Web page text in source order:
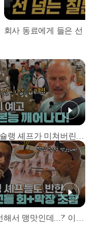
[예고] 미슐랭 셰프가 미쳐버린 이유! 본능이 깨어난 사건은?